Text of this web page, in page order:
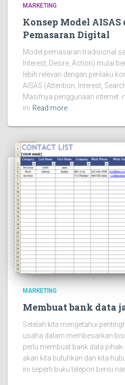
MARKETING
Konsep Model AISAS
Pemasaran Digital
Model pemasaran tradisional
Interest, Desire, Action) mulai
lebih relevan dengan perilaku
AISAS (Attention, Interest,
Masifnya penggunaan internet
ini Read more
MARKETING
Membuat bank data
Setelah kita mengetahui
usaha dalam membesarkan
perlu membuat bank data
akan kita butuhkan dan kita
ini seperti buku telepon berisi